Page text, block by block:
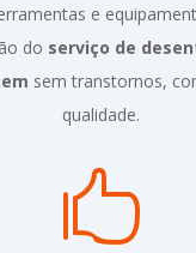
e
do serviço de
sem transtornos,
qualidade.
